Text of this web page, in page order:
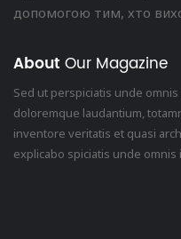
допомогою тим, хто
About Our Magazine
Sed ut perspiciatis unde
doloremque laudantium,
inventore veritatis et quasi
explicabo spiciatis unde